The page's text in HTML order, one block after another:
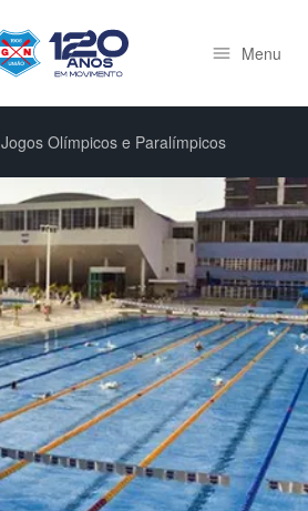
Menu
Jogos Olímpicos e Paralímpicos